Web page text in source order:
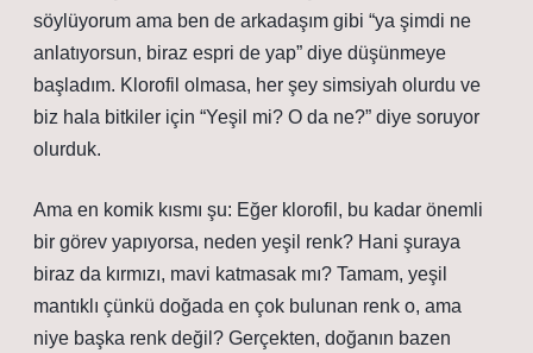
söylüyorum ama ben de arkadaşım gibi “ya şimdi ne
anlatıyorsun, biraz espri de yap” diye düşünmeye
başladım. Klorofil olmasa, her şey simsiyah olurdu ve
biz hala bitkiler için “Yeşil mi? O da ne?” diye soruyor
olurduk.
Ama en komik kısmı şu: Eğer klorofil, bu kadar önemli
bir görev yapıyorsa, neden yeşil renk? Hani şuraya
biraz da kırmızı, mavi katmasak mı? Tamam, yeşil
mantıklı çünkü doğada en çok bulunan renk o, ama
niye başka renk değil? Gerçekten, doğanın bazen